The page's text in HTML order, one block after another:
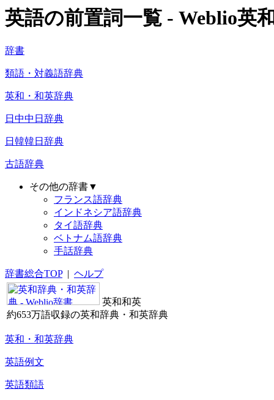
英語の前置詞一覧 - Weblio英
辞書
類語・対義語辞典
英和・和英辞典
日中中日辞典
日韓韓日辞典
古語辞典
その他の辞書▼
フランス語辞典
インドネシア語辞典
タイ語辞典
ベトナム語辞典
手話辞典
辞書総合TOP| ヘルプ
英和和英
約653万語収録の英和辞典・和英辞典
英和・和英辞典
英語例文
英語類語